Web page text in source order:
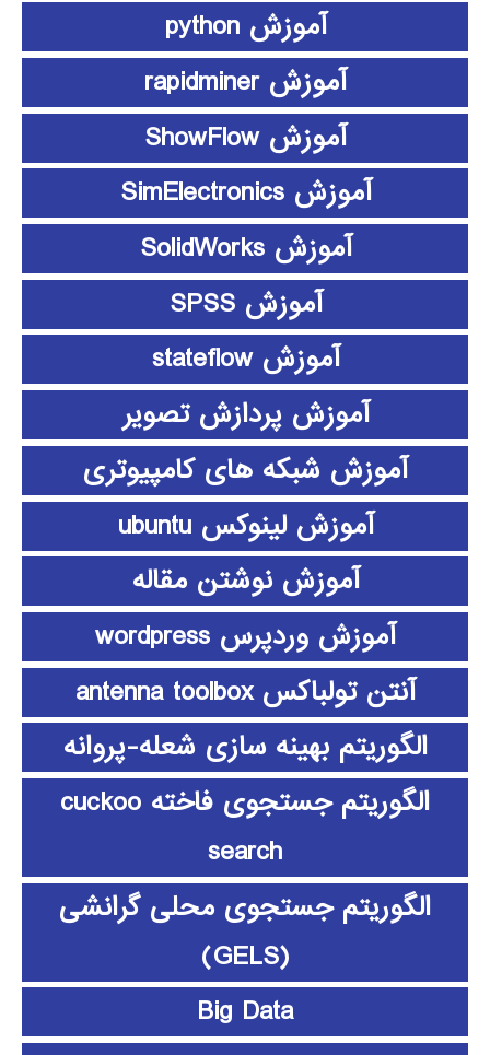
آموزش python
آموزش rapidminer
آموزش ShowFlow
آموزش SimElectronics
آموزش SolidWorks
آموزش SPSS
آموزش stateflow
آموزش پردازش تصویر
آموزش شبکه های کامپیوتری
آموزش لینوکس ubuntu
آموزش نوشتن مقاله
آموزش وردپرس wordpress
آنتن تولباکس antenna toolbox
الگوریتم بهینه سازی شعله-پروانه
الگوریتم جستجوی فاخته cuckoo
search
الگوریتم جستجوی محلی گرانشی
(GELS)
Big Data